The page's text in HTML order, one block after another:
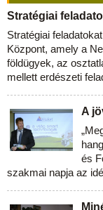
Stratégiai
Stratégiai
Központ, amely a
földügyek, az
mellett erdészeti
A
és
szakmai napja az